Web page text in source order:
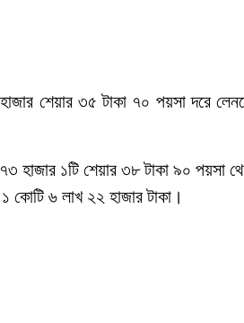
শেয়ার ৩৫ টাকা ৭০ পয়সা দরে
হাজার ১টি শেয়ার ৩৮ টাকা ৯০ পয়সা
কোটি ৬ লাখ ২২ হাজার টাকা।